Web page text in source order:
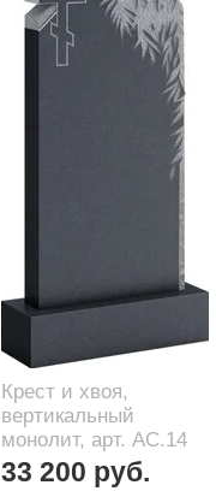
Крест и хвоя,
вертикальный
монолит, арт. AC.14
33 200 руб.